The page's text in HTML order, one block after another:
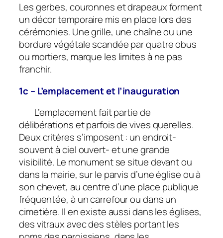
Les gerbes, couronnes et drapeaux forment
un décor temporaire mis en place lors des
cérémonies. Une grille, une chaîne ou une
bordure végétale scandée par quatre obus
ou mortiers, marque les limites à ne pas
franchir.
1c – L’emplacement et l’inauguration
L’emplacement fait partie de
délibérations et parfois de vives querelles.
Deux critères s’imposent : un endroit-
souvent à ciel ouvert- et une grande
visibilité. Le monument se situe devant ou
dans la mairie, sur le parvis d’une église ou à
son chevet, au centre d’une place publique
fréquentée, à un carrefour ou dans un
cimetière. Il en existe aussi dans les églises,
des vitraux avec des stèles portant les